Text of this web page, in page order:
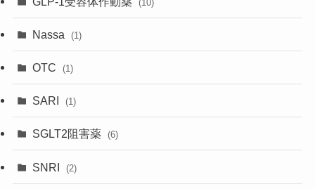
(10)
Nassa (1)
OTC (1)
SARI (1)
SGLT2阻害薬 (6)
SNRI (2)